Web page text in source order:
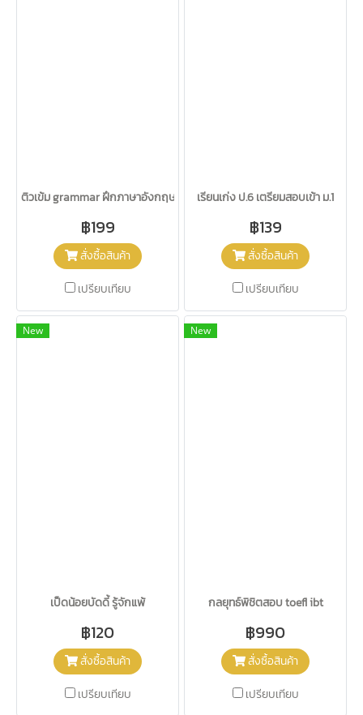
ติวเข้ม grammar ฝึกภาษาอังกฤษด้วยตัวเอง
฿199
สั่งซื้อสินค้า
เปรียบเทียบ
เรียนเก่ง ป.6 เตรียมสอบเข้า ม.1
฿139
สั่งซื้อสินค้า
เปรียบเทียบ
New
เป็ดน้อยบัดดี้ รู้จักแพ้
฿120
สั่งซื้อสินค้า
เปรียบเทียบ
New
กลยุทธ์พิชิตสอบ toefl ibt
฿990
สั่งซื้อสินค้า
เปรียบเทียบ